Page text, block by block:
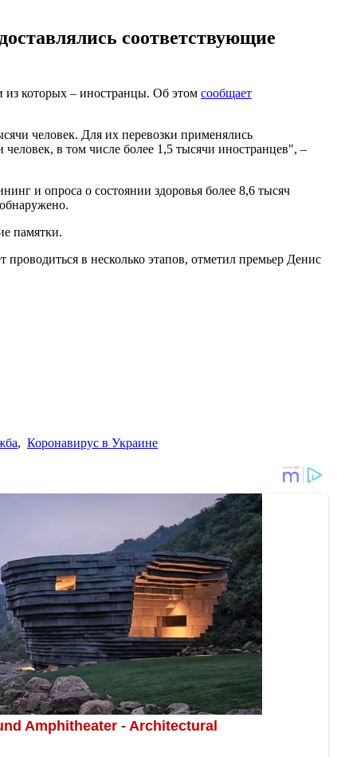
соответствующие
из которых – иностранцы. Об этом сообщает
человек. Для их перевозки применялись
в том числе более 1,5 тысячи иностранцев", –
и опроса о состоянии здоровья более 8,6 тысяч
памятки.
в несколько этапов, отметил премьер Денис
, Коронавирус в Украине